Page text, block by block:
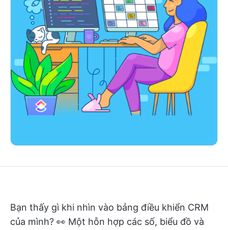
Bạn thấy gì khi nhìn vào bảng điều khiển CRM
của mình? 👀 Một hỗn hợp các số, biểu đồ và